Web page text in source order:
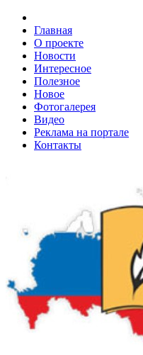
Главная
О проекте
Новости
Интересное
Полезное
Новое
Фотогалерея
Видео
Реклама на портале
Контакты